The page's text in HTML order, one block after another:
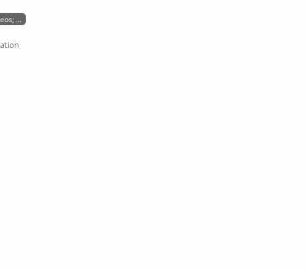
kmzdigital; schulungsvideos; konsularische direktion;